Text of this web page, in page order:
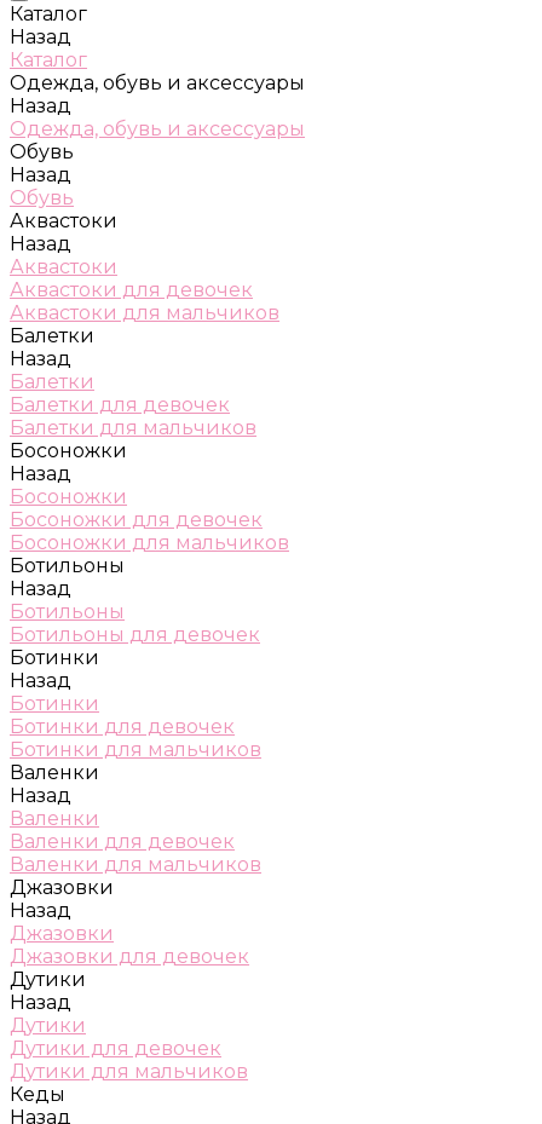
Каталог
Назад
Каталог
Одежда, обувь и аксессуары
Назад
Одежда, обувь и аксессуары
Обувь
Назад
Обувь
Аквастоки
Назад
Аквастоки
Аквастоки для девочек
Аквастоки для мальчиков
Балетки
Назад
Балетки
Балетки для девочек
Балетки для мальчиков
Босоножки
Назад
Босоножки
Босоножки для девочек
Босоножки для мальчиков
Ботильоны
Назад
Ботильоны
Ботильоны для девочек
Ботинки
Назад
Ботинки
Ботинки для девочек
Ботинки для мальчиков
Валенки
Назад
Валенки
Валенки для девочек
Валенки для мальчиков
Джазовки
Назад
Джазовки
Джазовки для девочек
Дутики
Назад
Дутики
Дутики для девочек
Дутики для мальчиков
Кеды
Назад